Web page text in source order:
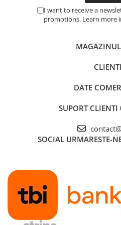
I want to receive a
promotions. Learn more
CLIENTI
DATE
SUPORT CLIENTI
SOCIAL URMARESTE-